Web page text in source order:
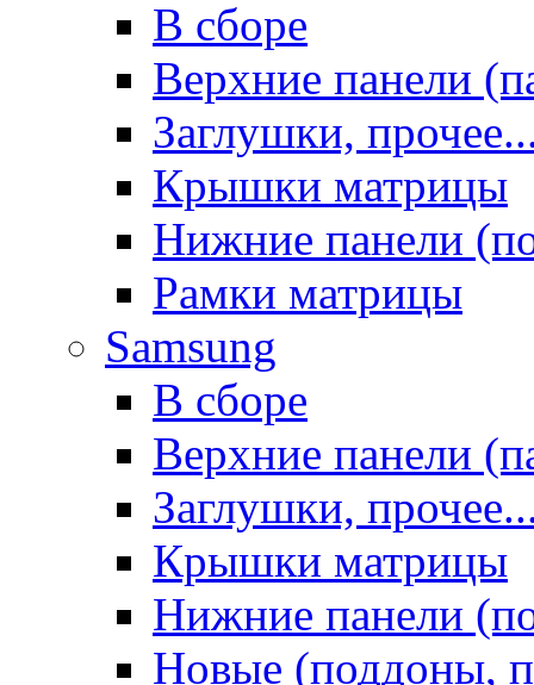
В сборе
Верхние панели
Заглушки,
Крышки матрицы
Нижние панели
Рамки матрицы
Samsung
В сборе
Верхние панели
Заглушки,
Крышки матрицы
Нижние панели
Новые (поддоны,